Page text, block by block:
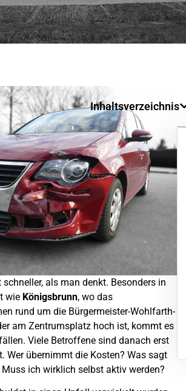
schneller, als man denkt. Besonders in
wie Königsbrunn, wo das
rund um die Bürgermeister-Wohlfarth-
am Zentrumsplatz hoch ist, kommt es
Viele Betroffene sind danach erst
Wer übernimmt die Kosten? Was sagt
ich wirklich selbst aktiv werden?
Inhaltsverzeichnis